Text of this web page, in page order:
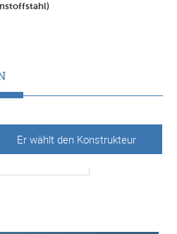
Er wählt den Konstrukteur